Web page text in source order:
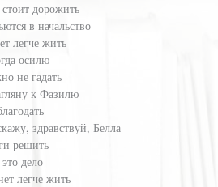
дорожить
в начальство
легче жить
осилю
не гадать
к Фазилю
здравствуй, Белла
решить
дело
легче жить